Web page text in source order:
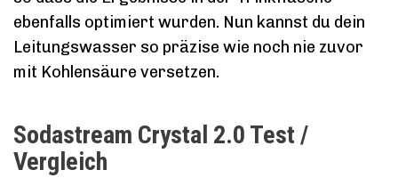
ebenfalls optimiert wurden. Nun kannst du dein
Leitungswasser so präzise wie noch nie zuvor
mit Kohlensäure versetzen.
Sodastream Crystal 2.0 Test /
Vergleich